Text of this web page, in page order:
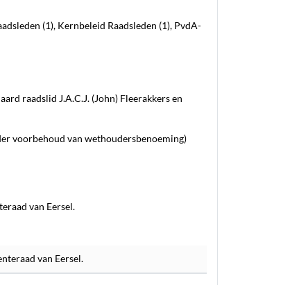
(1), Kernbeleid Raadsleden (1), PvdA-
raadslid J.A.C.J. (John) Fleerakkers en
voorbehoud van wethoudersbenoeming)
van Eersel.
van Eersel.